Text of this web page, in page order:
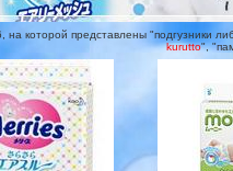
которой представлены "подгузники
kurutto",